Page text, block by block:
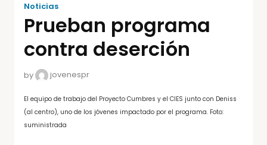
Noticias
Prueban programa
contra deserción
by jovenespr
El equipo de trabajo del Proyecto Cumbres y el CIES junto con Deniss
(al centro), uno de los jóvenes impactado por el programa. Foto:
suministrada